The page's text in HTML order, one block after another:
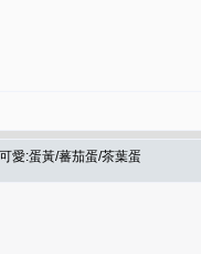
愛:蛋黃/蕃茄蛋/茶葉蛋